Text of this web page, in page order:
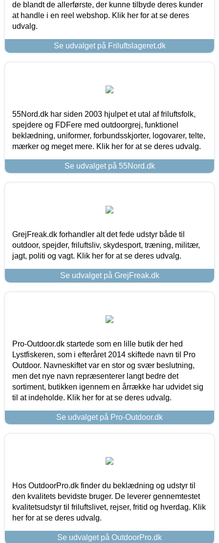
de blandt de allerførste, der kunne tilbyde deres kunder
at handle i en reel webshop. Klik her for at se deres
udvalg.
Se udvalget på Friluftslageret.dk
55Nord.dk har siden 2003 hjulpet et utal af friluftsfolk,
spejdere og FDFere med outdoorgrej, funktionel
beklædning, uniformer, forbundsskjorter, logovarer, telte,
mærker og meget mere. Klik her for at se deres udvalg.
Se udvalget på 55Nord.dk
GrejFreak.dk forhandler alt det fede udstyr både til
outdoor, spejder, friluftsliv, skydesport, træning, militær,
jagt, politi og vagt. Klik her for at se deres udvalg.
Se udvalget på GrejFreak.dk
Pro-Outdoor.dk startede som en lille butik der hed
Lystfiskeren, som i efteråret 2014 skiftede navn til Pro
Outdoor. Navneskiftet var en stor og svær beslutning,
men det nye navn repræsenterer langt bedre det
sortiment, butikken igennem en årrække har udvidet sig
til at indeholde. Klik her for at se deres udvalg.
Se udvalget på Pro-Outdoor.dk
Hos OutdoorPro.dk finder du beklædning og udstyr til
den kvalitets bevidste bruger. De leverer gennemtestet
kvalitetsudstyr til friluftslivet, rejser, fritid og hverdag. Klik
her for at se deres udvalg.
Se udvalget på OutdoorPro.dk